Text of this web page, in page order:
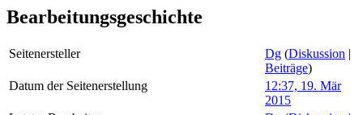
Bearbeitungsgeschichte
Seitenersteller Dg (Diskussion |
Beiträge)
Datum der Seitenerstellung
12:37, 19. Mär
2015